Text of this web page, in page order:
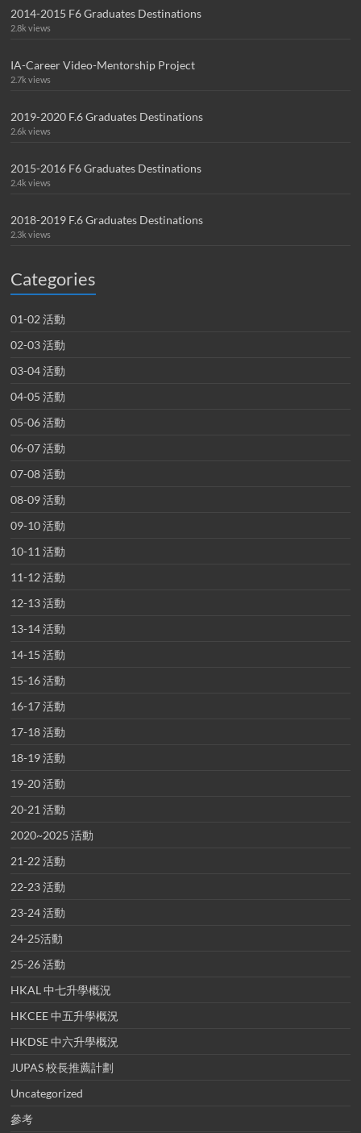
2014-2015 F6 Graduates Destinations
2.8k views
IA-Career Video-Mentorship Project
2.7k views
2019-2020 F.6 Graduates Destinations
2.6k views
2015-2016 F6 Graduates Destinations
2.4k views
2018-2019 F.6 Graduates Destinations
2.3k views
Categories
01-02 活動
02-03 活動
03-04 活動
04-05 活動
05-06 活動
06-07 活動
07-08 活動
08-09 活動
09-10 活動
10-11 活動
11-12 活動
12-13 活動
13-14 活動
14-15 活動
15-16 活動
16-17 活動
17-18 活動
18-19 活動
19-20 活動
20-21 活動
2020~2025 活動
21-22 活動
22-23 活動
23-24 活動
24-25活動
25-26 活動
HKAL 中七升學概況
HKCEE 中五升學概況
HKDSE 中六升學概況
JUPAS 校長推薦計劃
Uncategorized
參考